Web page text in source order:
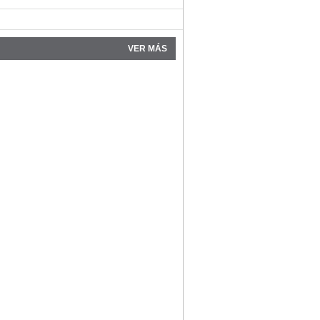
VER MÁS